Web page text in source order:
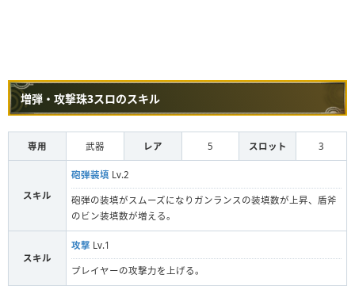
増弾・攻撃珠3スロのスキル
専用 武器 レア 5 スロット 3
スキル
砲弾装填 Lv.2
砲弾の装填がスムーズになりガンランスの装填数が上昇、盾斧
のビン装填数が増える。
スキル
攻撃 Lv.1
プレイヤーの攻撃力を上げる。